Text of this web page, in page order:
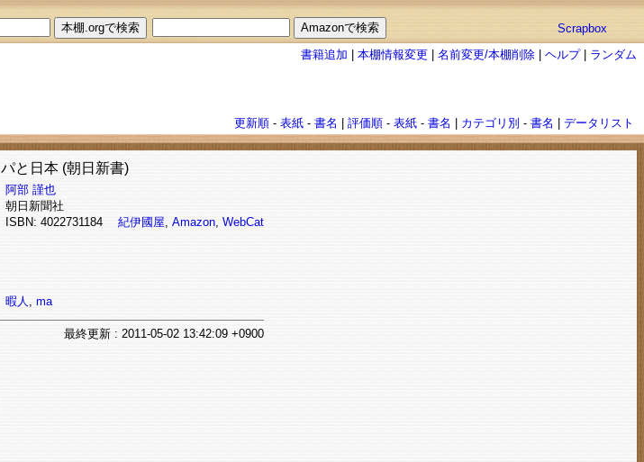
Scrapbox
書籍追加 |本棚情報変更 |名前変更/本棚削除 |ヘルプ| ランダム
更新順 -表紙 -書名 |評価順 -表紙 -書名 カテゴリ別 -書名 |データリスト
と日本 (朝日新書)
阿部 謹也
朝日新聞社
ISBN: 4022731184 紀伊國屋, Amazon, WebCat
暇人 , ma
最終更新: 2011-05-02 13:42:09 +0900